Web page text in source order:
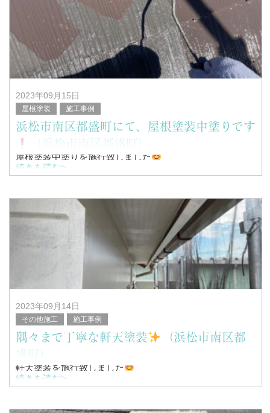
浜松市南区を中心に塗装工事全般を行っている、
塗替家の堤と申します。
2023年09月15日
屋根塗装 施工事例
浜松市南区都盛町にて、屋根塗装中塗りです
（浜松市南区都盛町）
屋根塗装中塗りを施行致しました
こんんちは！
浜松市南区を中心に塗装工事全般を行っている、
塗替家の堤と申します。
続きを読む>
2023年09月14日
その他施工 施工事例
隅々まで丁寧な軒天塗装
（浜松市南区都
盛町）
軒天塗装を施行致しました
こんにちは！
続きを読む>